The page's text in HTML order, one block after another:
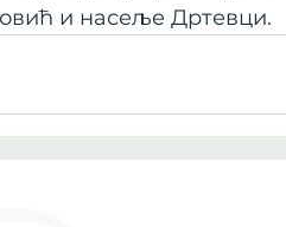
и насеље Дртевци.